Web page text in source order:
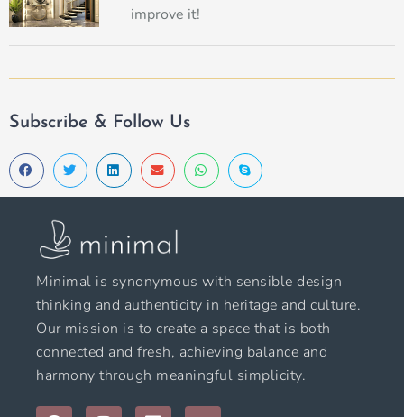
improve it!
Subscribe & Follow Us
Minimal is synonymous with sensible design
thinking and authenticity in heritage and culture.
Our mission is to create a space that is both
connected and fresh, achieving balance and
harmony through meaningful simplicity.